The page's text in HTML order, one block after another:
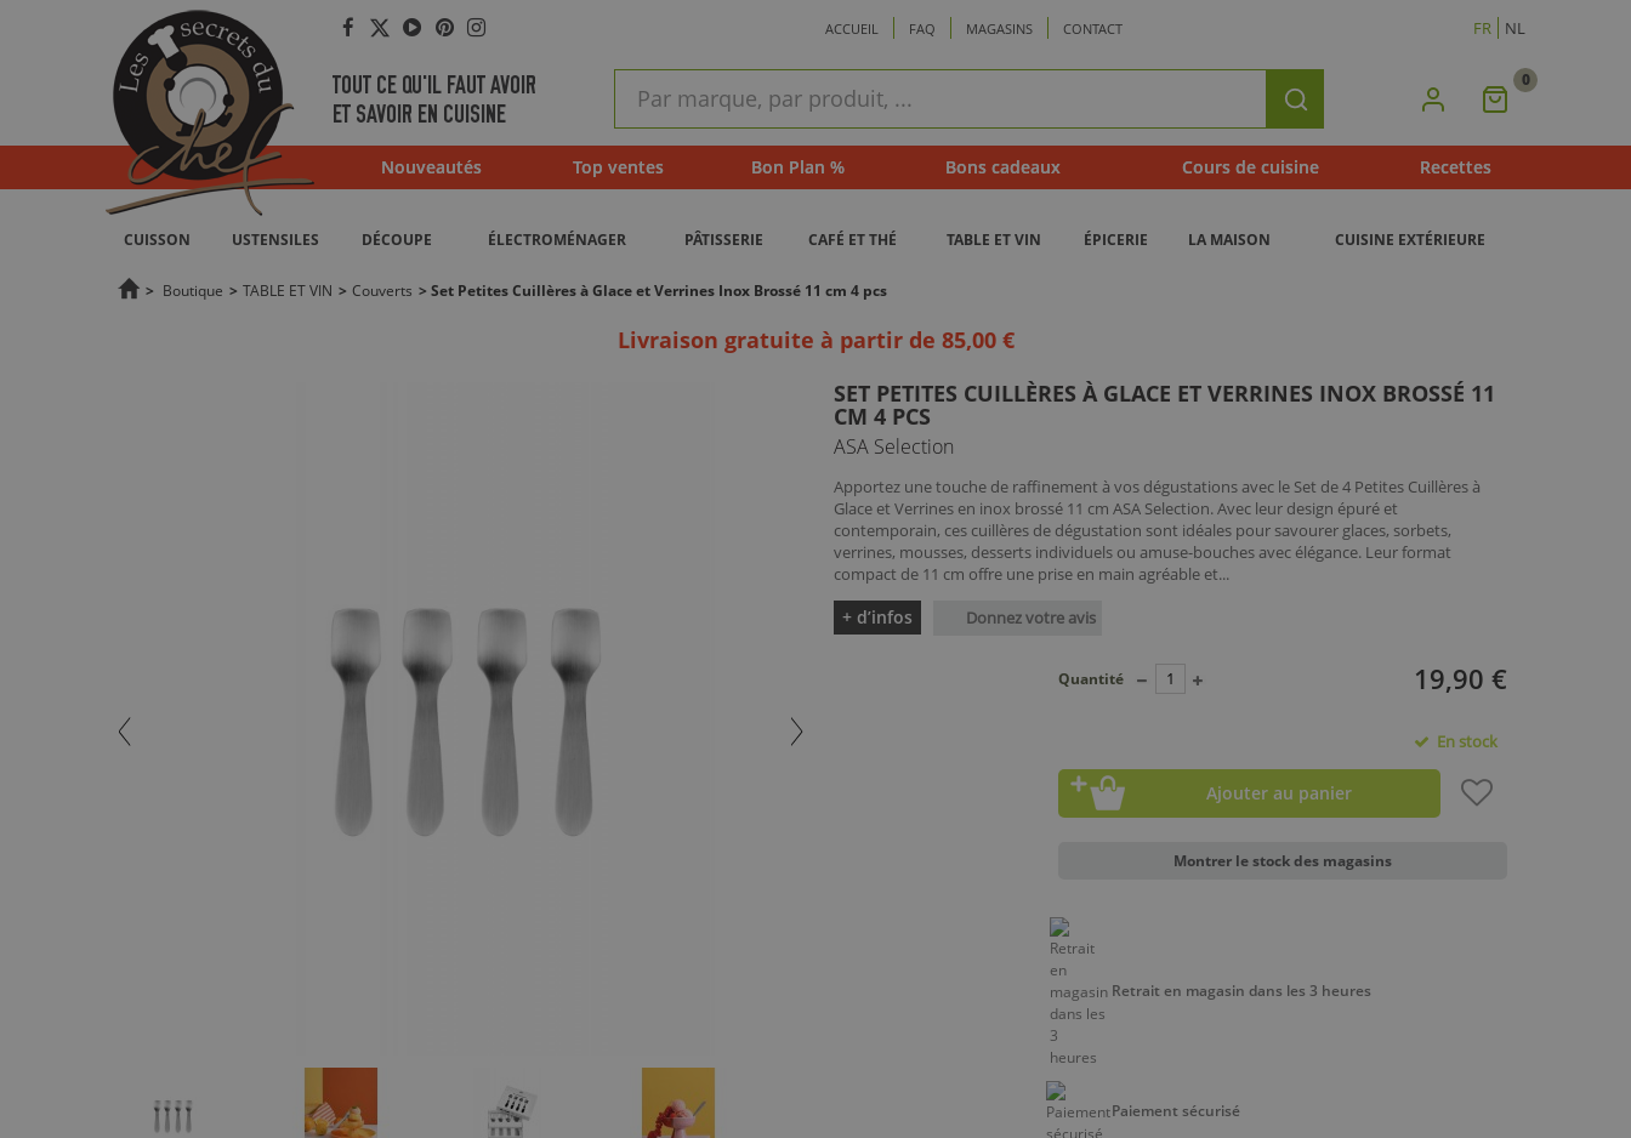
Facebook
Twitter
YouTube
Pinterest
Instagram ACCUEIL FAQ MAGASINS CONTACT FR NL
TOUT CE QU'IL FAUT AVOIR
ET SAVOIR EN CUISINE
rapide
Rechercher Mon
0
Nouveautés Top ventes Bon Plan % Bons cadeaux Cours de cuisine Recettes
CUISSON USTENSILES DÉCOUPE ÉLECTROMÉNAGER PÂTISSERIE CAFÉ ET THÉ TABLE ET VIN ÉPICERIE LA MAISON CUISINE EXTÉRIEURE
> Boutique > TABLE ET VIN > Couverts > Set Petites Cuillères à Glace et Verrines Inox Brossé 11 cm 4 pcs
Livraison gratuite à partir de 85,00 €
SET PETITES CUILLÈRES À GLACE ET VERRINES INOX BROSSÉ 11
CM 4 PCS
ASA Selection
Apportez une touche de raffinement à vos dégustations avec le Set de 4 Petites Cuillères à
Glace et Verrines en inox brossé 11 cm ASA Selection. Avec leur design épuré et
contemporain, ces cuillères de dégustation sont idéales pour savourer glaces, sorbets,
verrines, mousses, desserts individuels ou amuse-bouches avec élégance. Leur format
compact de 11 cm offre une prise en main agréable et...
+ d’infos Donnez votre avis
19,90 €
Quantité
En stock
Ajouter au panier
Montrer le stock des magasins
Retrait en magasin dans les 3 heures
Paiement sécurisé